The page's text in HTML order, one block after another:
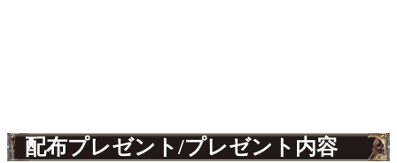
配布プレゼント/プレゼント内容